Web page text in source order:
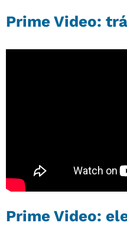
Prime Video:
Prime Video: